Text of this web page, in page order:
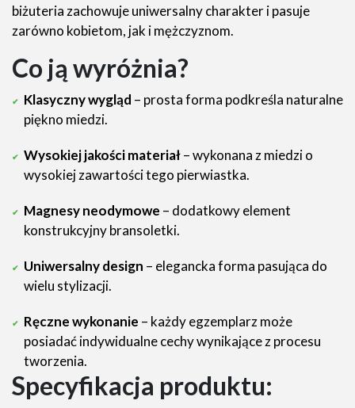
biżuteria zachowuje uniwersalny charakter i pasuje
zarówno kobietom, jak i mężczyznom.
Co ją wyróżnia?
Klasyczny wygląd – prosta forma podkreśla naturalne
piękno miedzi.
Wysokiej jakości materiał– wykonana z miedzi o
wysokiej zawartości tego pierwiastka.
Magnesy neodymowe – dodatkowy element
konstrukcyjny bransoletki.
Uniwersalny design – elegancka forma pasująca do
wielu stylizacji.
Ręczne wykonanie – każdy egzemplarz może
posiadać indywidualne cechy wynikające z procesu
tworzenia.
Specyfikacja produktu: